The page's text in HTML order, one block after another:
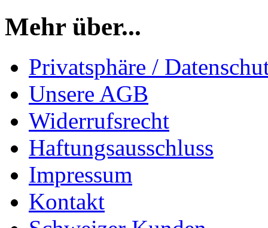
Mehr über...
Privatsphäre /
Unsere AGB
Widerrufsrecht
Haftungsausschluss
Impressum
Kontakt